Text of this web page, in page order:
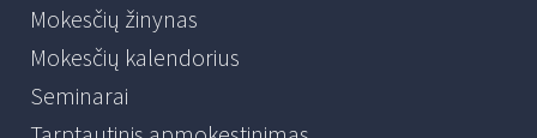
Mokesčių žinynas
Mokesčių kalendorius
Seminarai